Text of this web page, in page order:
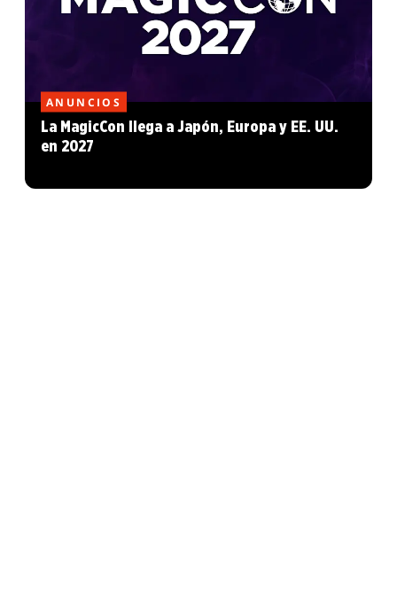
ANUNCIOS
La MagicCon llega a Japón, Europa y EE. UU.
en 2027